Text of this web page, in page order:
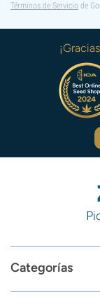
Términos de Servicio de
Categorías